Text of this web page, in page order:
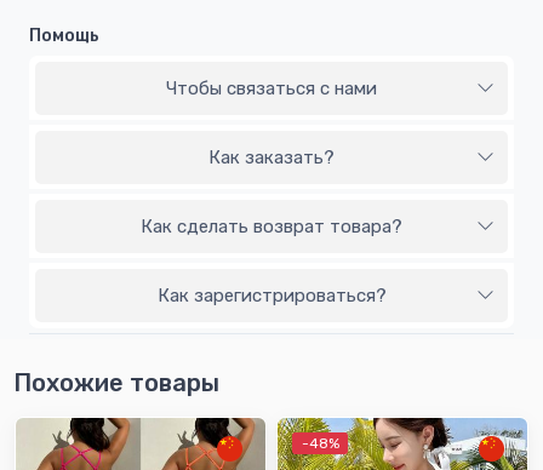
Помощь
Чтобы связаться с нами
Как заказать?
Как сделать возврат товара?
Как зарегистрироваться?
Похожие товары
-48%